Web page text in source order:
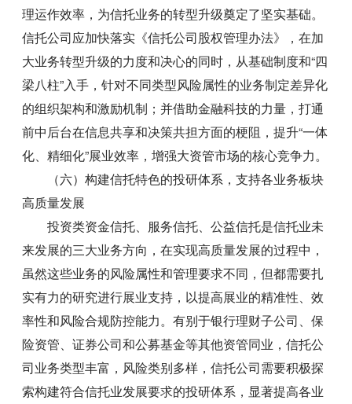
理运作效率，为信托业务的转型升级奠定了坚实基础。
信托公司应加快落实《信托公司股权管理办法》，在加
大业务转型升级的力度和决心的同时，从基础制度和“四
梁八柱”入手，针对不同类型风险属性的业务制定差异化
的组织架构和激励机制；并借助金融科技的力量，打通
前中后台在信息共享和决策共担方面的梗阻，提升“一体
化、精细化”展业效率，增强大资管市场的核心竞争力。
（六）构建信托特色的投研体系，支持各业务板块
高质量发展
投资类资金信托、服务信托、公益信托是信托业未
来发展的三大业务方向，在实现高质量发展的过程中，
虽然这些业务的风险属性和管理要求不同，但都需要扎
实有力的研究进行展业支持，以提高展业的精准性、效
率性和风险合规防控能力。有别于银行理财子公司、保
险资管、证券公司和公募基金等其他资管同业，信托公
司业务类型丰富，风险类别多样，信托公司需要积极探
索构建符合信托业发展要求的投研体系，显著提高各业